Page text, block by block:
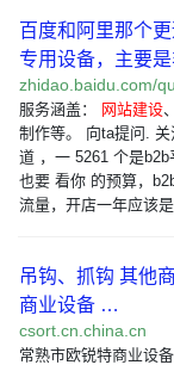
百度和阿里那个
专用设备，主要
zhidao.baidu.com/
服务涵盖： 网站建设
制作等。 向ta提问.
道 ，一 5261 个是b2b
也要 看你 的预算，
流量，开店一年应该是
吊钩、抓钩 其他
商业设备 …
csort.cn.china.cn
常熟市欧锐特商业设